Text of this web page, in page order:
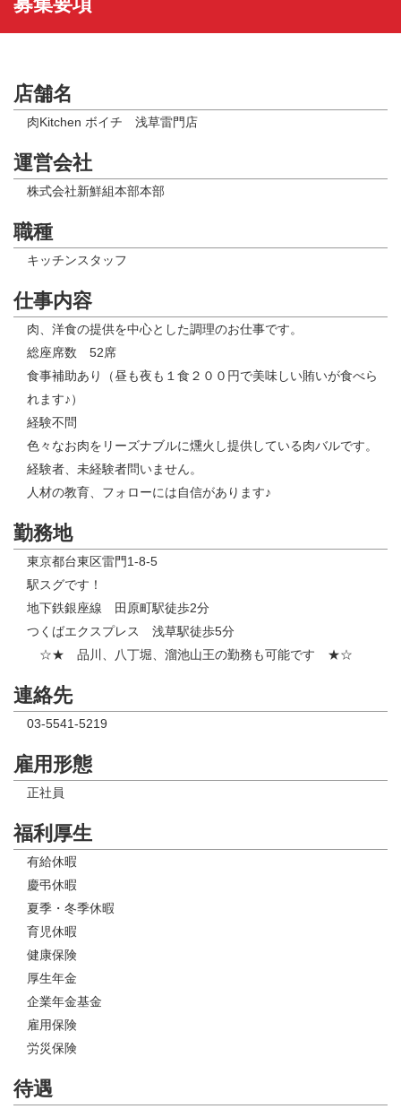
店舗名
肉Kitchen ボイチ 浅草雷門店
運営会社
株式会社新鮮組本部本部
職種
キッチンスタッフ
仕事内容
肉、洋食の提供を中心とした調理のお仕事です。
総座席数 52席
食事補助あり（昼も夜も１食２００円で美味しい賄いが食べら
れます♪）
経験不問
色々なお肉をリーズナブルに燻火し提供している肉バルです。
経験者、未経験者問いません。
人材の教育、フォローには自信があります♪
勤務地
東京都台東区雷門1-8-5
駅スグです！
地下鉄銀座線 田原町駅徒歩2分
つくばエクスプレス 浅草駅徒歩5分
☆★ 品川、八丁堀、溜池山王の勤務も可能です ★☆
連絡先
03-5541-5219
雇用形態
正社員
福利厚生
有給休暇
慶弔休暇
夏季・冬季休暇
育児休暇
健康保険
厚生年金
企業年金基金
雇用保険
労災保険
待遇